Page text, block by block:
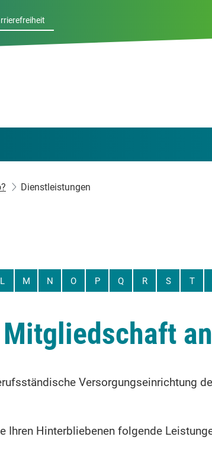
Dienstleistungen
L M N O P Q R S T
Versorgungseinrichtung
Ihren Hinterbliebenen folgende